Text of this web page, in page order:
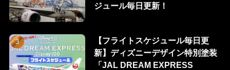
ジュール毎日更新！
【フライトスケジュール毎日更
新】ディズニーデザイン特別塗装
「JAL DREAM EXPRESS